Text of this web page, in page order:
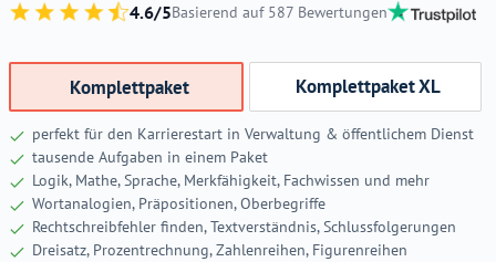
4.6/5Basierend auf 587 Bewertungen
Komplettpaket Komplettpaket XL
perfekt für den Karrierestart in Verwaltung & öffentlichem Dienst
tausende Aufgaben in einem Paket
Logik, Mathe, Sprache, Merkfähigkeit, Fachwissen und mehr
Wortanalogien, Präpositionen, Oberbegriffe
Rechtschreibfehler finden, Textverständnis, Schlussfolgerungen
Dreisatz, Prozentrechnung, Zahlenreihen, Figurenreihen